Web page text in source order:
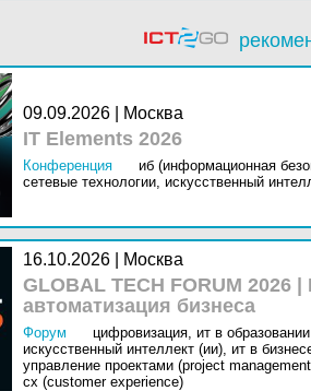
09.09.2026 | Москва
IT Elements 2026
Конференция
иб (информационная
сетевые технологии, искусственный
16.10.2026 | Москва
GLOBAL TECH FORUM
автоматизация бизнеса
Форум цифровизация, ит в
искусственный интеллект (ии), ит в
управление проектами (project
cx (customer experience)